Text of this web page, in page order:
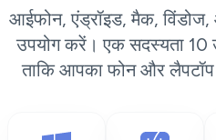
आईफोन, एंड्रॉइड, मैक, विंडोज,
उपयोग करें। एक सदस्यता
ताकि आपका फोन और